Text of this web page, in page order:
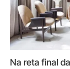
Na reta final